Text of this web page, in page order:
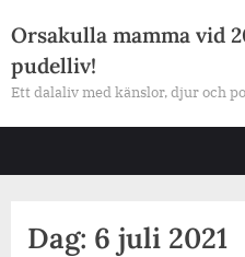
to
content
Orsakulla mamma vid
pudelliv!
Ett dalaliv med känslor, djur och
Dag: 6 juli 2021